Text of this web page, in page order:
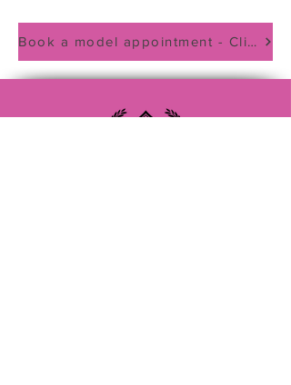
Book a model appointment - Client Service Click Here